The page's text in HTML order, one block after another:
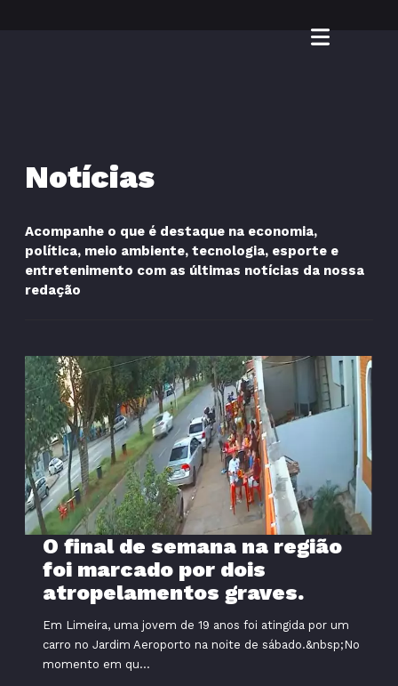
Notícias
Acompanhe o que é destaque na economia,
política, meio ambiente, tecnologia, esporte e
entretenimento com as últimas notícias da nossa
redação
O final de semana na região
foi marcado por dois
atropelamentos graves.
Em Limeira, uma jovem de 19 anos foi atingida por um
carro no Jardim Aeroporto na noite de sábado.&nbsp;No
momento em qu...